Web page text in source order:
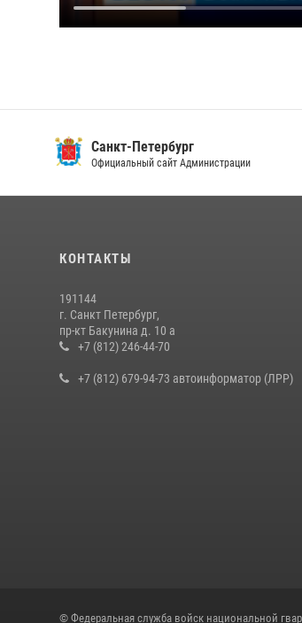
Санкт-Петербург
Официальный сайт Администрации
КОНТАКТЫ
191144
г. Санкт Петербург,
пр-кт Бакунина д. 10 а
+7 (812) 246-44-70
+7 (812) 679-94-73 автоинформатор (ЛРР)
© Федеральная служба войск национальной